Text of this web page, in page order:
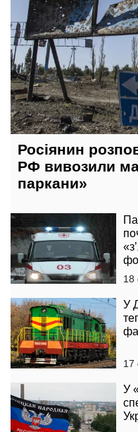
Росіянин
РФ вивозили
паркани»
18
У
17
У